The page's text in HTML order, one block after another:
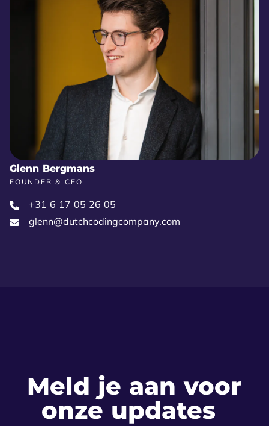
Glenn Bergmans
FOUNDER & CEO
+31 6 17 05 26 05‬
glenn@dutchcodingcompany.com
Meld je aan voor
onze updates